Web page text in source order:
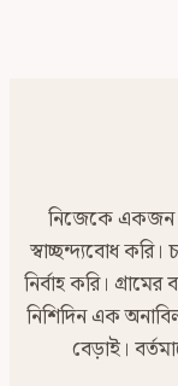
নিজেকে একজন
স্বাচ্ছন্দ্যবোধ করি।
নির্বাহ করি।
নিশিদিন এক
বেড়াই।